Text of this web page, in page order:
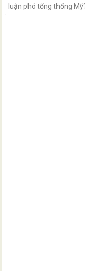
luận phó tổng thống